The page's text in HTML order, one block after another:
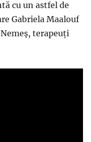
cu un astfel de
Gabriela Maalouf
terapeuți